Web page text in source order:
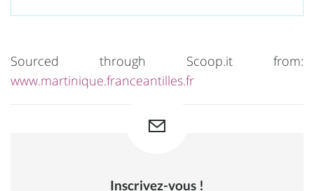
Sourced through Scoop.it from:
www.martinique.franceantilles.fr
Inscrivez-vous !